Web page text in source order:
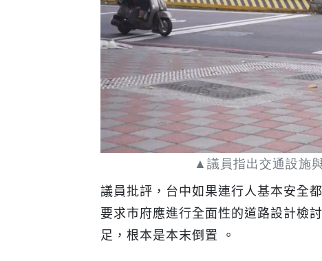
▲議員指出交通設施
議員批評，台中如果連行人基本安全
要求市府應進行全面性的道路設計檢
足，根本是本末倒置 。